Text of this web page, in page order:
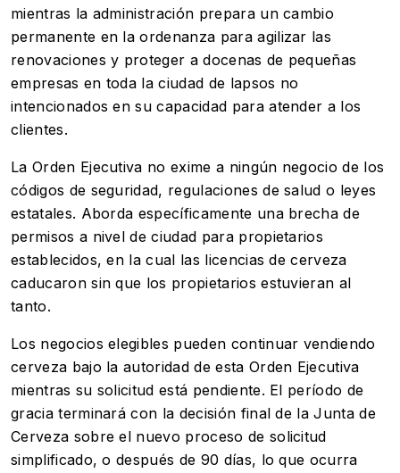
mientras la administración prepara un cambio
permanente en la ordenanza para agilizar las
renovaciones y proteger a docenas de pequeñas
empresas en toda la ciudad de lapsos no
intencionados en su capacidad para atender a los
clientes.
La Orden Ejecutiva no exime a ningún negocio de los
códigos de seguridad, regulaciones de salud o leyes
estatales. Aborda específicamente una brecha de
permisos a nivel de ciudad para propietarios
establecidos, en la cual las licencias de cerveza
caducaron sin que los propietarios estuvieran al
tanto.
Los negocios elegibles pueden continuar vendiendo
cerveza bajo la autoridad de esta Orden Ejecutiva
mientras su solicitud está pendiente. El período de
gracia terminará con la decisión final de la Junta de
Cerveza sobre el nuevo proceso de solicitud
simplificado, o después de 90 días, lo que ocurra